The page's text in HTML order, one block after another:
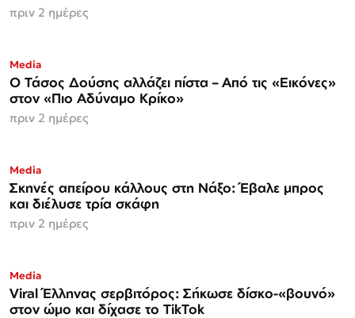
πριν 2 ημέρες
Media
Ο Τάσος Δούσης αλλάζει πίστα – Από τις «Εικόνες»
στον «Πιο Αδύναμο Κρίκο»
πριν 2 ημέρες
Media
Σκηνές απείρου κάλλους στη Νάξο: Έβαλε μπρος
και διέλυσε τρία σκάφη
πριν 2 ημέρες
Media
Viral Έλληνας σερβιτόρος: Σήκωσε δίσκο-«βουνό»
στον ώμο και δίχασε το TikTok